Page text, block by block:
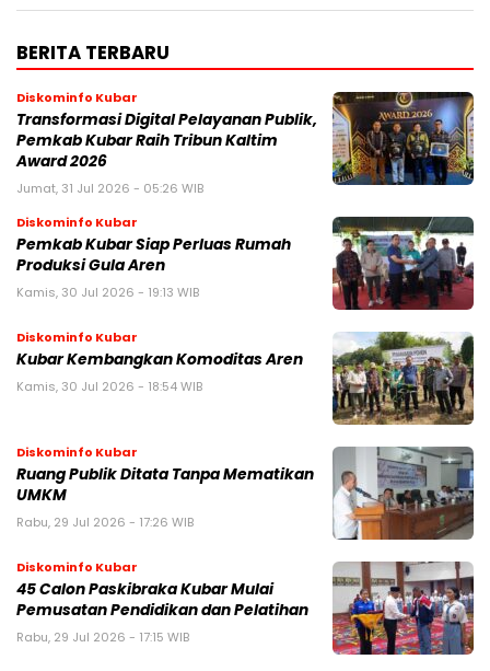
BERITA TERBARU
Diskominfo Kubar
Transformasi Digital Pelayanan Publik,
Pemkab Kubar Raih Tribun Kaltim
Award 2026
Jumat, 31 Jul 2026 - 05:26 WIB
Diskominfo Kubar
Pemkab Kubar Siap Perluas Rumah
Produksi Gula Aren
Kamis, 30 Jul 2026 - 19:13 WIB
Diskominfo Kubar
Kubar Kembangkan Komoditas Aren
Kamis, 30 Jul 2026 - 18:54 WIB
Diskominfo Kubar
Ruang Publik Ditata Tanpa Mematikan
UMKM
Rabu, 29 Jul 2026 - 17:26 WIB
Diskominfo Kubar
45 Calon Paskibraka Kubar Mulai
Pemusatan Pendidikan dan Pelatihan
Rabu, 29 Jul 2026 - 17:15 WIB